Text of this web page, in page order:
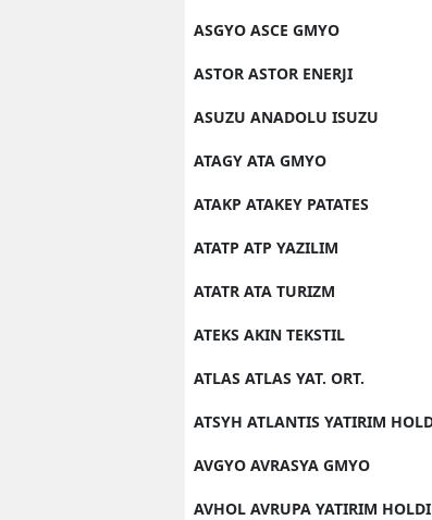
ASGYO ASCE GMYO
ASTOR ASTOR ENERJI
ASUZU ANADOLU ISUZU
ATAGY ATA GMYO
ATAKP ATAKEY PATATES
ATATP ATP YAZILIM
ATATR ATA TURIZM
ATEKS AKIN TEKSTIL
ATLAS ATLAS YAT. ORT.
ATSYH ATLANTIS YATIRIM
AVGYO AVRASYA GMYO
AVHOL AVRUPA YATIRIM